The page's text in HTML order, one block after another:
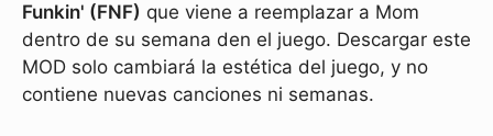
Funkin' (FNF) que viene a reemplazar a Mom
dentro de su semana den el juego. Descargar este
MOD solo cambiará la estética del juego, y no
contiene nuevas canciones ni semanas.